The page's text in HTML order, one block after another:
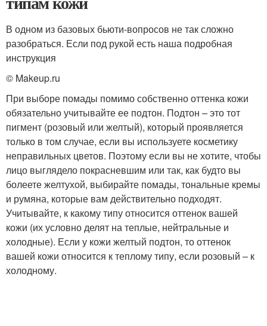
В одном из базовых бьюти-вопросов не так сложно
разобраться. Если под рукой есть наша подробная
инструкция
© Makeup.ru
При выборе помады помимо собственно оттенка кожи
обязательно учитывайте ее подтон. Подтон – это тот
пигмент (розовый или желтый), который проявляется
только в том случае, если вы используете косметику
неправильных цветов. Поэтому если вы не хотите, чтобы
лицо выглядело покрасневшим или так, как будто вы
болеете желтухой, выбирайте помады, тональные кремы
и румяна, которые вам действительно подходят.
Учитывайте, к какому типу относится оттенок вашей
кожи (их условно делят на теплые, нейтральные и
холодные). Если у кожи желтый подтон, то оттенок
вашей кожи относится к теплому типу, если розовый – к
холодному.